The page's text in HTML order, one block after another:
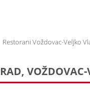
Restorani Voždovac-Veljko